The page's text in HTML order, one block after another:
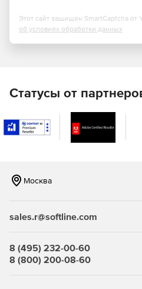
Этот сайт защищен SmartCaptcha от
об условиях обработки данных
Статусы от
Москва
sales.r@softline.com
8 (495) 232-00-60
8 (800) 200-08-60